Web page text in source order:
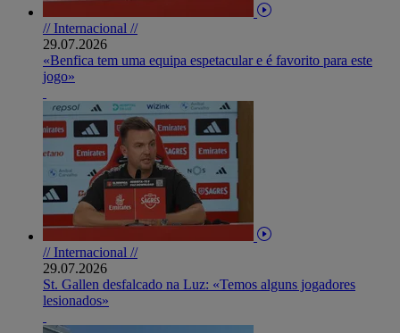
// Internacional //
29.07.2026
«Benfica tem uma equipa espetacular e é favorito para este
jogo»
// Internacional //
29.07.2026
St. Gallen desfalcado na Luz: «Temos alguns jogadores
lesionados»